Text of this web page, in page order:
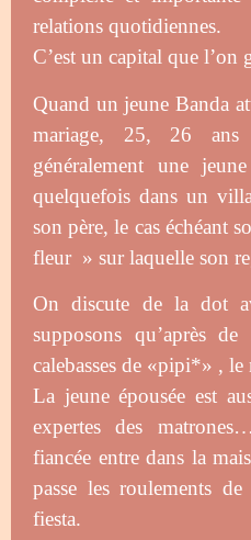
relations quotidiennes.
C’est un capital que l’on
Quand un jeune Banda
mariage, 25, 26
généralement une
quelquefois dans un
son père, le cas échéant
fleur » sur laquelle son
On discute de la dot
supposons qu’après
calebasses de «pipi*» ,
La jeune épousée est
expertes des
fiancée entre dans la
passe les roulements
fiesta.